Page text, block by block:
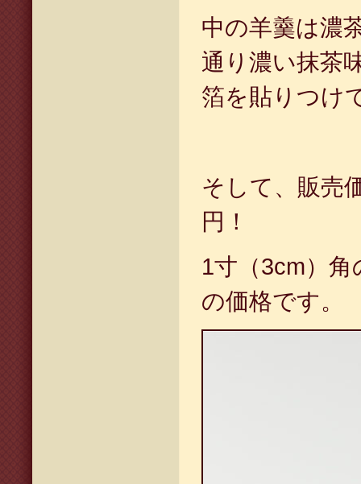
中の羊羹は濃
通り濃い抹茶
箔を貼りつけ
そして、販売
円！
1寸（3cm）
の価格です。